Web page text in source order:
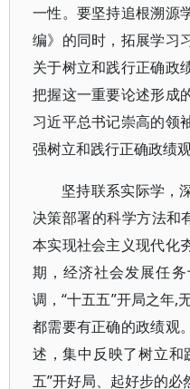
一性。要坚持追根溯源
编》的同时，拓展学习
关于树立和践行正确政
把握这一重要论述形成
习近平总书记崇高的领
强树立和践行正确政绩
坚持联系实际学，
决策部署的科学方法和
本实现社会主义现代化
期，经济社会发展任
调，“十五五”开局之年,
都需要有正确的政绩观
述，集中反映了树立和
五”开好局、起好步的